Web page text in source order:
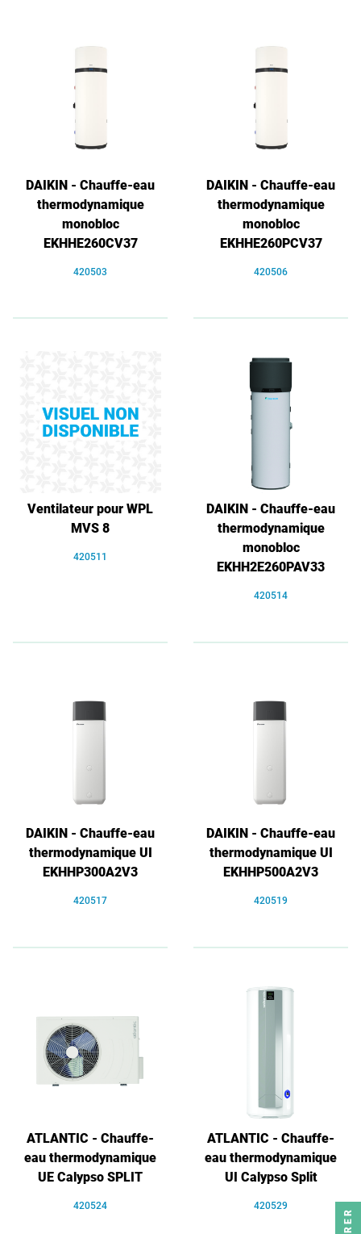
DAIKIN - Chauffe-eau
thermodynamique
monobloc
EKHHE260CV37
420503
DAIKIN - Chauffe-eau
thermodynamique
monobloc
EKHHE260PCV37
420506
Ventilateur pour WPL
MVS 8
420511
DAIKIN - Chauffe-eau
thermodynamique
monobloc
EKHH2E260PAV33
420514
DAIKIN - Chauffe-eau
thermodynamique UI
EKHHP300A2V3
420517
DAIKIN - Chauffe-eau
thermodynamique UI
EKHHP500A2V3
420519
ATLANTIC - Chauffe-
eau thermodynamique
UE Calypso SPLIT
420524
ATLANTIC - Chauffe-
eau thermodynamique
UI Calypso Split
420529